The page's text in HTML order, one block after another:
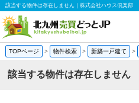
該当する物件は存在しません｜株式会社ハウス倶楽部
TOPページ > 物件検索 > 新築一戸建て >
該当する物件は存在しません